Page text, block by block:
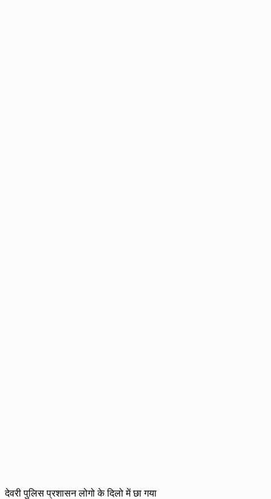
देवरी पुलिस प्रशासन लोगो के दिलो में छा गया